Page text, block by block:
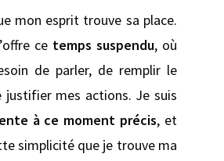
mon esprit trouve sa place.
ce temps suspendu, où
de parler, de remplir le
justifier mes actions. Je suis
à ce moment précis, et
simplicité que je trouve ma